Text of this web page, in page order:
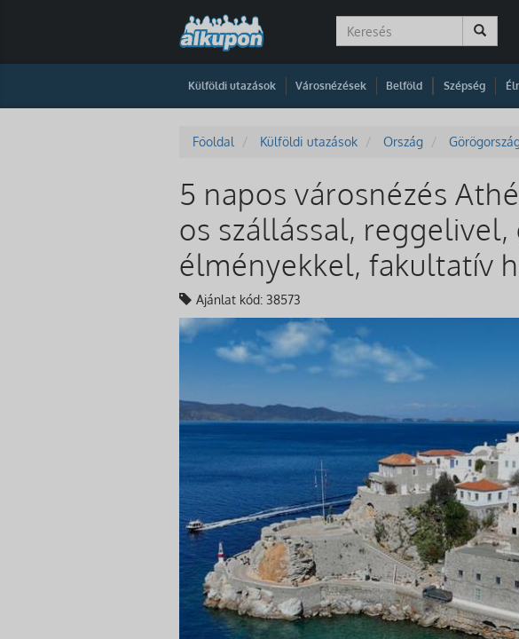
Külföldi utazások Városnézések Belföld Szépség
Főoldal Külföldi utazások Ország
5 napos városnézés
os szállással,
élményekkel, fakultatív
Ajánlat kód: 38573